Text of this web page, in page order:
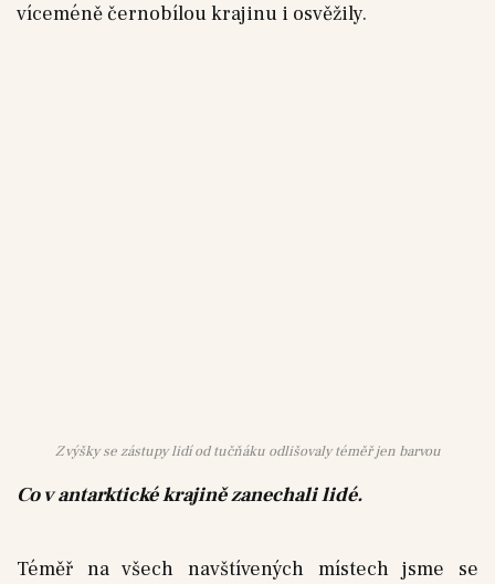
víceméně černobílou krajinu i osvěžily.
Z výšky se zástupy lidí od tučňáku odlišovaly téměř jen barvou
Co v antarktické krajině zanechali lidé.
Téměř na všech navštívených místech jsme se